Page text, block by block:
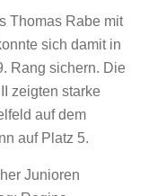
Thomas Rabe mit
sich damit in
Rang sichern. Die
zeigten starke
auf dem
auf Platz 5.
Junioren